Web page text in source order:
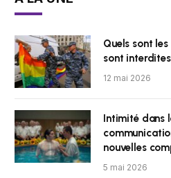
Quels sont
sont
12 mai 2026
Intimité dans
nouvelles
5 mai 2026